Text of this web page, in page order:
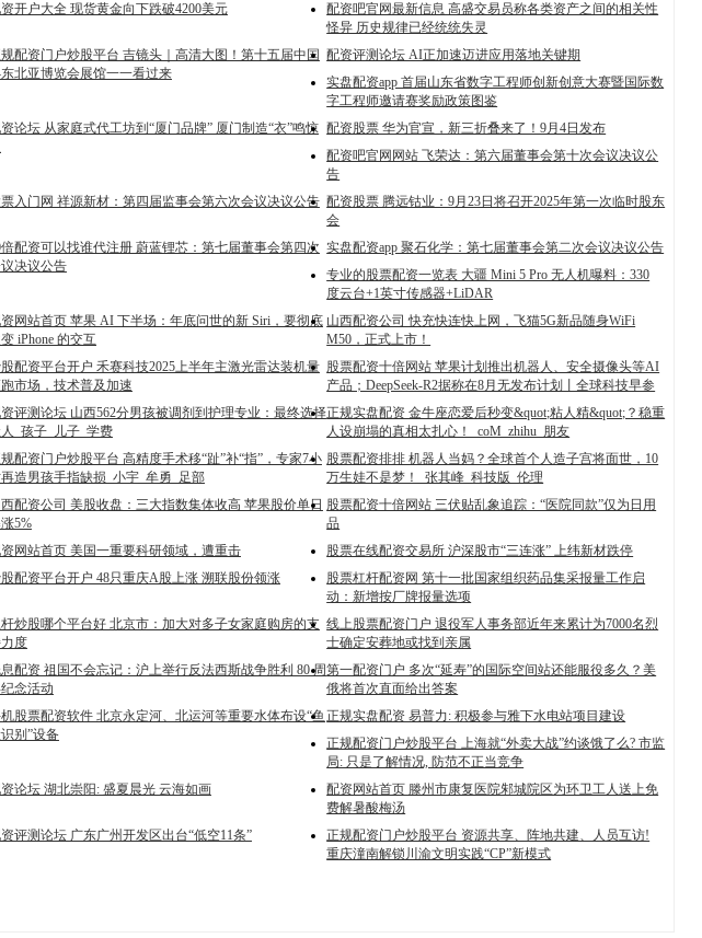
开户大全 现货黄金向下跌破4200美元
配资吧官网最新信息 高盛交易员称各类资产之间的相关性
怪异 历史规律已经统统失灵
配资门户炒股平台 吉镜头｜高清大图！第十五届中国
北亚博览会展馆一一看过来
配资评测论坛 AI正加速迈进应用落地关键期
实盘配资app 首届山东省数字工程师创新创意大赛暨国际数
字工程师邀请赛奖励政策图鉴
论坛 从家庭式代工坊到“厦门品牌” 厦门制造“衣”鸣惊 配资股票 华为官宣，新三折叠来了！9月4日发布
配资吧官网网站 飞荣达：第六届董事会第十次会议决议公
告
入门网 祥源新材：第四届监事会第六次会议决议公告 配资股票 腾远钴业：9月23日将召开2025年第一次临时股东
会
倍配资可以找谁代注册 蔚蓝锂芯：第七届董事会第四次
决议公告
实盘配资app 聚石化学：第七届董事会第二次会议决议公告
专业的股票配资一览表 大疆 Mini 5 Pro 无人机曝料：330
度云台+1英寸传感器+LiDAR
网站首页 苹果 AI 下半场：年底问世的新 Siri，要彻底
iPhone 的交互
山西配资公司 快充快连快上网，飞猫5G新品随身WiFi
M50，正式上市！
配资平台开户 禾赛科技2025上半年主激光雷达装机量
市场，技术普及加速
股票配资十倍网站 苹果计划推出机器人、安全摄像头等AI
产品；DeepSeek-R2据称在8月无发布计划丨全球科技早参
评测论坛 山西562分男孩被调剂到护理专业：最终选择
_孩子_儿子_学费
正规实盘配资 金牛座恋爱后秒变&quot;粘人精&quot;？稳重
人设崩塌的真相太扎心！_coM_zhihu_朋友
配资门户炒股平台 高精度手术移“趾”补“指”，专家7小
造男孩手指缺损_小宇_牟勇_足部
股票配资排排 机器人当妈？全球首个人造子宫将面世，10
万生娃不是梦！_张其峰_科技版_伦理
配资公司 美股收盘：三大指数集体收高 苹果股价单日
5%
股票配资十倍网站 三伏贴乱象追踪：“医院同款”仅为日用
品
网站首页 美国一重要科研领域，遭重击
股票在线配资交易所 沪深股市“三连涨” 上纬新材跌停
配资平台开户 48只重庆A股上涨 溯联股份领涨
股票杠杆配资网 第十一批国家组织药品集采报量工作启
动：新增按厂牌报量选项
炒股哪个平台好 北京市：加大对多子女家庭购房的支
度
线上股票配资门户 退役军人事务部近年来累计为7000名烈
士确定安葬地或找到亲属
配资 祖国不会忘记：沪上举行反法西斯战争胜利 80 周
念活动
第一配资门户 多次“延寿”的国际空间站还能服役多久？美
俄将首次直面给出答案
股票配资软件 北京永定河、北运河等重要水体布设“鱼
别”设备
正规实盘配资 易普力: 积极参与雅下水电站项目建设
正规配资门户炒股平台 上海就“外卖大战”约谈饿了么? 市监
局: 只是了解情况, 防范不正当竞争
论坛 湖北崇阳: 盛夏晨光 云海如画
配资网站首页 滕州市康复医院邾城院区为环卫工人送上免
费解暑酸梅汤
评测论坛 广东广州开发区出台“低空11条”
正规配资门户炒股平台 资源共享、阵地共建、人员互访!
重庆潼南解锁川渝文明实践“CP”新模式